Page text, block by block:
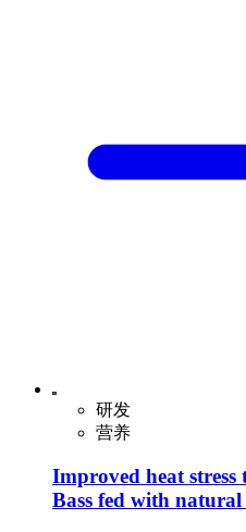
研发
营养
Improved heat
Bass fed with